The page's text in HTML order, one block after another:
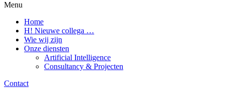
Menu
Home
H! Nieuwe collega …
Wie wij zijn
Onze diensten
Artificial Intelligence
Consultancy & Projecten
Contact